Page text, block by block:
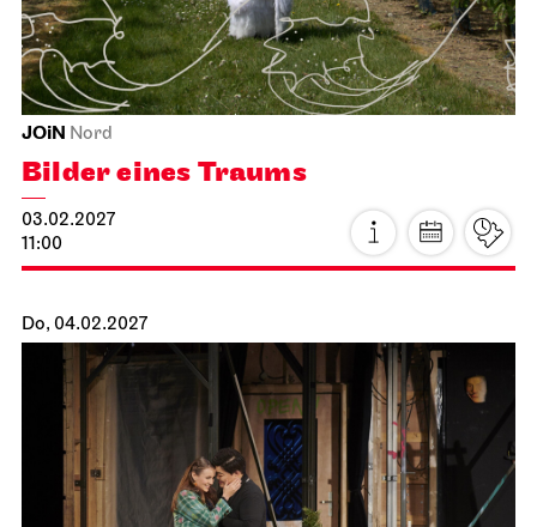
JOiN Nord
Bilder eines Traums
03.02.2027
11:00
Do, 04.02.2027